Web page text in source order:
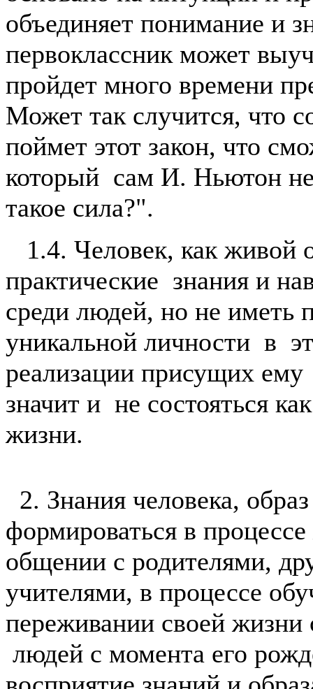
объединяет понимание и
первоклассник может
пройдет много времени
Может так случится, что
поймет этот закон, что
который сам И. Ньютон
такое сила?".
1.4. Человек, как живой
практические знания и
среди людей, но не иметь
уникальной личности в
реализации присущих
значит и не состояться
жизни.
2. Знания человека,
формироваться в
общении с родителями,
учителями, в процессе
переживании своей
людей с момента его